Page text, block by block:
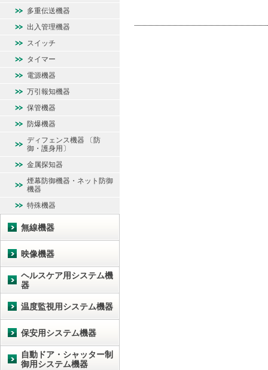
多重伝送機器
出入管理機器
スイッチ
タイマー
電源機器
万引報知機器
保管機器
防爆機器
ディフェンス機器 〔防
御・護身用〕
金属探知器
煙幕防御機器・ネット防御
機器
特殊機器
無線機器
映像機器
ヘルスケア用システム機
器
温度監視用システム機器
保安用システム機器
自動ドア・シャッター制
御用システム機器